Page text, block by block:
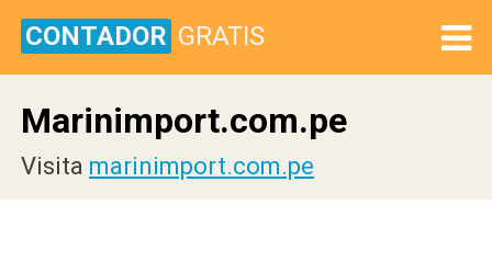
CONTADOR GRATIS
Marinimport.com.pe
Visita marinimport.com.pe